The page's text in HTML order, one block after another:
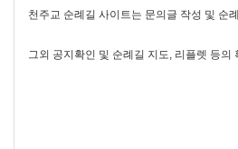
천주교 순례길 사이트는 문의글 작성 및 순
그외 공지확인 및 순례길 지도, 리플렛 등